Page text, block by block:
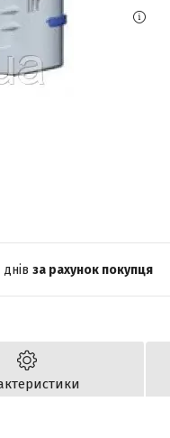
за рахунок покупця